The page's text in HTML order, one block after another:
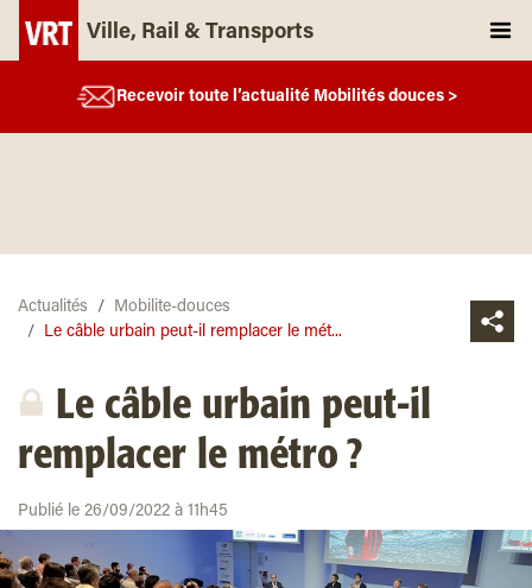
Ville, Rail & Transports
Recevoir toute l’actualité Mobilités douces >
Actualités
Mobilite-douces
Le câble urbain peut-il remplacer le mét...
Le câble urbain peut-il
remplacer le métro ?
Publié le 26/09/2022 à 11h45